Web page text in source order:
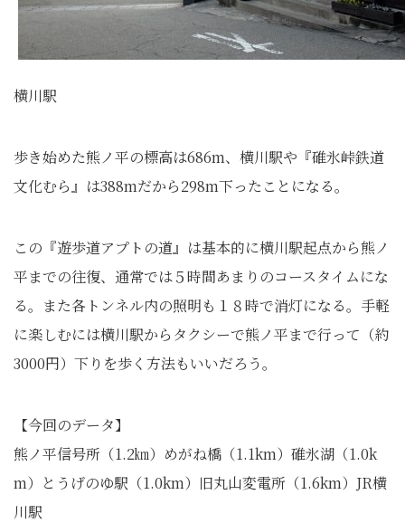
横川駅
歩き始めた熊ノ平の標高は686m、横川駅や『碓氷峠鉄道
文化むら』は388mだから298m下ったことになる。
この『遊歩道アプトの道』は基本的に横川駅起点から熊ノ
平までの往復、通常では５時間あまりのコースタイムにな
る。また各トンネル内の照明も１８時で消灯になる。手軽
に楽しむには横川駅からタクシーで熊ノ平まで行って（約
3000円）下りを歩く方法もいいだろう。
【今回のデータ】
熊ノ平信号所（1.2㎞）めがね橋（1.1km）碓氷湖（1.0k
m）とうげのゆ駅（1.0km）旧丸山変電所（1.6km）JR横
川駅